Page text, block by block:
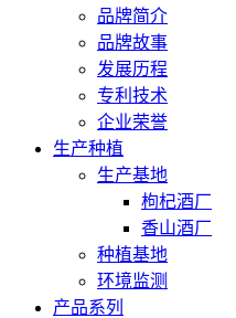
品牌简介
品牌故事
发展历程
专利技术
企业荣誉
生产种植
生产基地
枸杞酒厂
香山酒厂
种植基地
环境监测
产品系列